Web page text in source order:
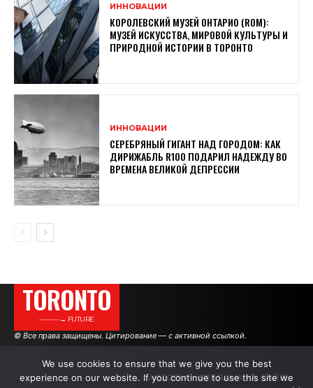
ИННОВАЦИИ
КОРОЛЕВСКИЙ МУЗЕЙ ОНТАРИО (ROM):
МУЗЕЙ ИСКУССТВА, МИРОВОЙ КУЛЬТУРЫ И
ПРИРОДНОЙ ИСТОРИИ В ТОРОНТО
ИННОВАЦИИ
СЕРЕБРЯНЫЙ ГИГАНТ НАД ГОРОДОМ: КАК
ДИРИЖАБЛЬ R100 ПОДАРИЛ НАДЕЖДУ ВО
ВРЕМЕНА ВЕЛИКОЙ ДЕПРЕССИИ
TORONTO
———→ FUTURE
© Все права защищены. Цитирование — с активной ссылкой.
АВТОРЫ РЕКЛАМА НА САЙТЕ
We use cookies to ensure that we give you the best
experience on our website. If you continue to use this site we